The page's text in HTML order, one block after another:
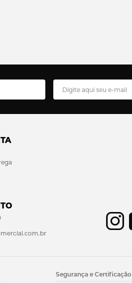
Segurança e Certificação